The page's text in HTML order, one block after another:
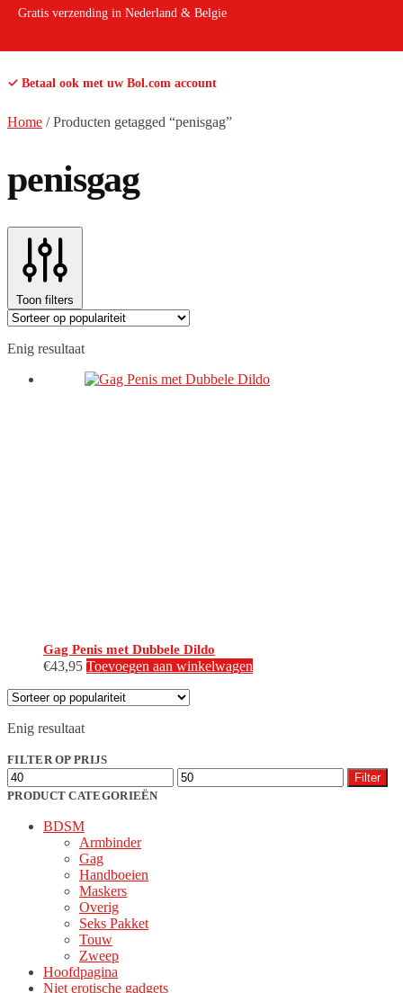
Gratis verzending in Nederland & Belgie
✓ Betaal ook met uw Bol.com account
Home /Producten getagged “penisgag”
penisgag
Toon filters
Enig resultaat
Gag Penis met Dubbele Dildo
€43,95 Toevoegen aan winkelwagen
Enig resultaat
FILTER OP PRIJS
Min.
prijs
Max.
prijs
Filter
PRODUCT CATEGORIEËN
BDSM
Armbinder
Gag
Handboeien
Maskers
Overig
Seks Pakket
Touw
Zweep
Hoofdpagina
Niet erotische gadgets